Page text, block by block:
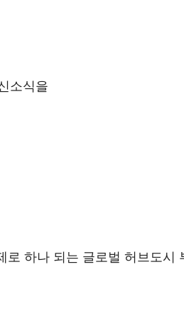
소식을
로 하나 되는 글로벌 허브도시